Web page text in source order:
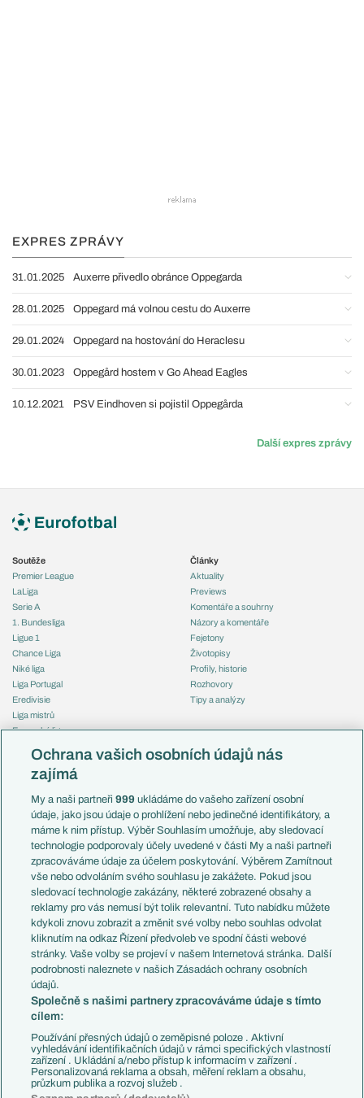
EXPRES ZPRÁVY
31.01.2025 Auxerre přivedlo obránce Oppegarda
28.01.2025 Oppegard má volnou cestu do Auxerre
29.01.2024 Oppegard na hostování do Heraclesu
30.01.2023 Oppegård hostem v Go Ahead Eagles
10.12.2021 PSV Eindhoven si pojistil Oppegårda
Další expres zprávy
Soutěže
Premier League
LaLiga
Serie A
1. Bundesliga
Ligue 1
Chance Liga
Niké liga
Liga Portugal
Eredivisie
Liga mistrů
Evropská liga
Mistrovství světa
Liga národů
Témata
Představení týmů MS
EuroSkauting
PL v kostce
Evropské koeficienty
Přestupy
Přestupové spekulace
Zranění
Kluby
Arsenal FC
Chelsea FC
Manchester United
AC Milán
Juventus FC
Bayern Mnichov
FC Barcelona
Real Madrid
Články
Aktuality
Previews
Komentáře a souhrny
Názory a komentáře
Fejetony
Životopisy
Profily, historie
Rozhovory
Tipy a analýzy
Česko
Francie
Itálie
Německo
Španělsko
Argentina
Brazílie
Přestupy
Zápasy
Livescore
Tipovací soutěž
Ochrana vašich osobních údajů nás
zajímá
My a naši partneři999 ukládáme do vašeho zařízení osobní
údaje, jako jsou údaje o prohlížení nebo jedinečné identifikátory, a
máme k nim přístup. Výběr Souhlasím umožňuje, aby sledovací
technologie podporovaly účely uvedené v části My a naši partneři
zpracováváme údaje za účelem poskytování. Výběrem Zamítnout
vše nebo odvoláním svého souhlasu je zakážete. Pokud jsou
sledovací technologie zakázány, některé zobrazené obsahy a
reklamy pro vás nemusí být tolik relevantní. Tuto nabídku můžete
kdykoli znovu zobrazit a změnit své volby nebo souhlas odvolat
kliknutím na odkaz Řízení předvoleb ve spodní části webové
stránky. Vaše volby se projeví v našem Internetová stránka. Další
podrobnosti naleznete v našich Zásadách ochrany osobních
údajů.
Společně s našimi partnery zpracováváme údaje s tímto
cílem:
Používání přesných údajů o zeměpisné poloze . Aktivní
vyhledávání identifikačních údajů v rámci specifických vlastností
zařízení . Ukládání a/nebo přístup k informacím v zařízení .
Personalizovaná reklama a obsah, měření reklam a obsahu,
průzkum publika a rozvoj služeb .